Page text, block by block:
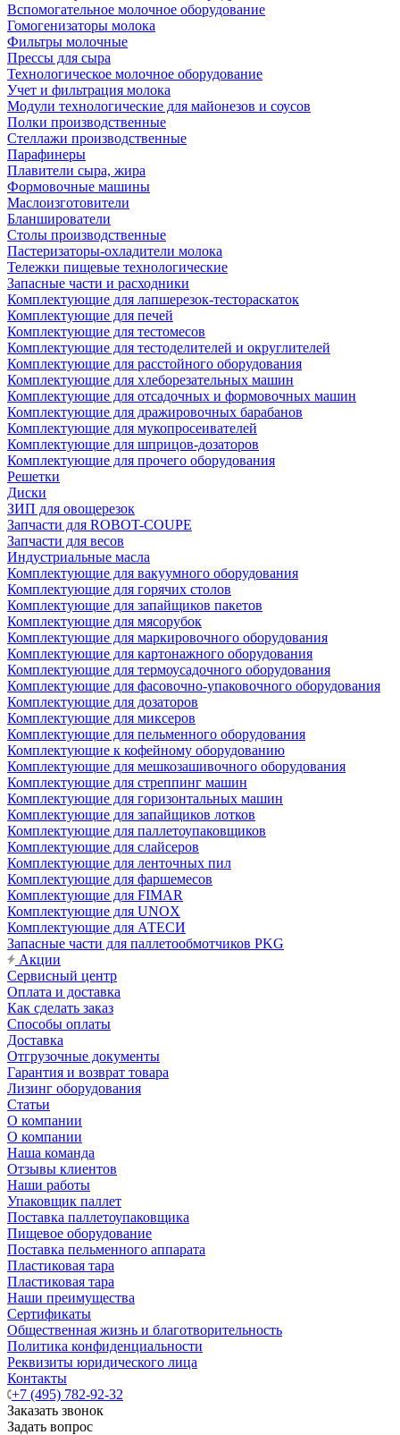
Вспомогательное молочное оборудование
Гомогенизаторы молока
Фильтры молочные
Прессы для сыра
Технологическое молочное оборудование
Учет и фильтрация молока
Модули технологические для майонезов и соусов
Полки производственные
Стеллажи производственные
Парафинеры
Плавители сыра, жира
Формовочные машины
Маслоизготовители
Бланширователи
Столы производственные
Пастеризаторы-охладители молока
Тележки пищевые технологические
Запасные части и расходники
Комплектующие для лапшерезок-тестораскаток
Комплектующие для печей
Комплектующие для тестомесов
Комплектующие для тестоделителей и округлителей
Комплектующие для расстойного оборудования
Комплектующие для хлеборезательных машин
Комплектующие для отсадочных и формовочных машин
Комплектующие для дражировочных барабанов
Комплектующие для мукопросеивателей
Комплектующие для шприцов-дозаторов
Комплектующие для прочего оборудования
Решетки
Диски
ЗИП для овощерезок
Запчасти для ROBOT-COUPE
Запчасти для весов
Индустриальные масла
Комплектующие для вакуумного оборудования
Комплектующие для горячих столов
Комплектующие для запайщиков пакетов
Комплектующие для мясорубок
Комплектующие для маркировочного оборудования
Комплектующие для картонажного оборудования
Комплектующие для термоусадочного оборудования
Комплектующие для фасовочно-упаковочного оборудования
Комплектующие для дозаторов
Комплектующие для миксеров
Комплектующие для пельменного оборудования
Комплектующие к кофейному оборудованию
Комплектующие для мешкозашивочного оборудования
Комплектующие для стреппинг машин
Комплектующие для горизонтальных машин
Комплектующие для запайщиков лотков
Комплектующие для паллетоупаковщиков
Комплектующие для слайсеров
Комплектующие для ленточных пил
Комплектующие для фаршемесов
Комплектующие для FIMAR
Комплектующие для UNOX
Комплектующие для АТЕСИ
Запасные части для паллетообмотчиков PKG
Акции
Сервисный центр
Оплата и доставка
Как сделать заказ
Способы оплаты
Доставка
Отгрузочные документы
Гарантия и возврат товара
Лизинг оборудования
Статьи
О компании
О компании
Наша команда
Отзывы клиентов
Наши работы
Упаковщик паллет
Поставка паллетоупаковщика
Пищевое оборудование
Поставка пельменного аппарата
Пластиковая тара
Пластиковая тара
Наши преимущества
Сертификаты
Общественная жизнь и благотворительность
Политика конфиденциальности
Реквизиты юридического лица
Контакты
+7 (495) 782-92-32
Заказать звонок
Задать вопрос